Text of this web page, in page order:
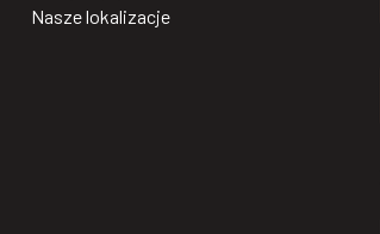
Nasze lokalizacje